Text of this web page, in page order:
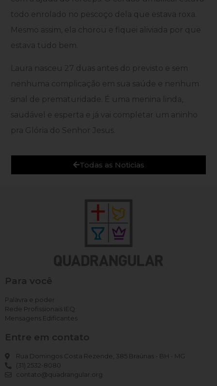
todo enrolado no pescoço dela que estava roxa.
Mesmo assim, ela chorou e fiquei aliviada por que
estava tudo bem.
Laura nasceu 27 duas antes do previsto e sem
nenhuma complicação em sua saúde e nenhum
sinal de prematuridade. É uma menina linda,
saudável e esperta e já vai completar um aninho
pra Glória do Senhor Jesus.
Todas as Noticias
Para você
Palavra e poder
Rede Profissionais IEQ
Mensagens Edificantes
Entre em contato
Rua Domingos Costa Rezende, 385 Braúnas - BH - MG
(31) 2532-8080
contato@quadrangular.org